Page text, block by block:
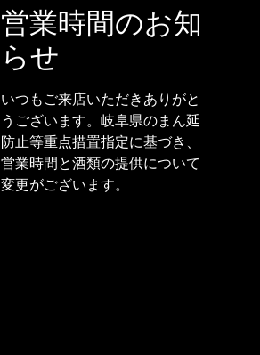
営業時間のお知
らせ
いつもご来店いただきありがと
うございます。岐阜県のまん延
防止等重点措置指定に基づき、
営業時間と酒類の提供について
変更がございます。